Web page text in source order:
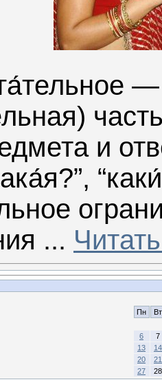
и
...
Пн Вт
6
7
13
14
20
21
27
28